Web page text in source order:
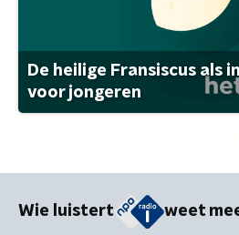
De heilige Fransiscus als
voor jongeren
Wie luistert weet